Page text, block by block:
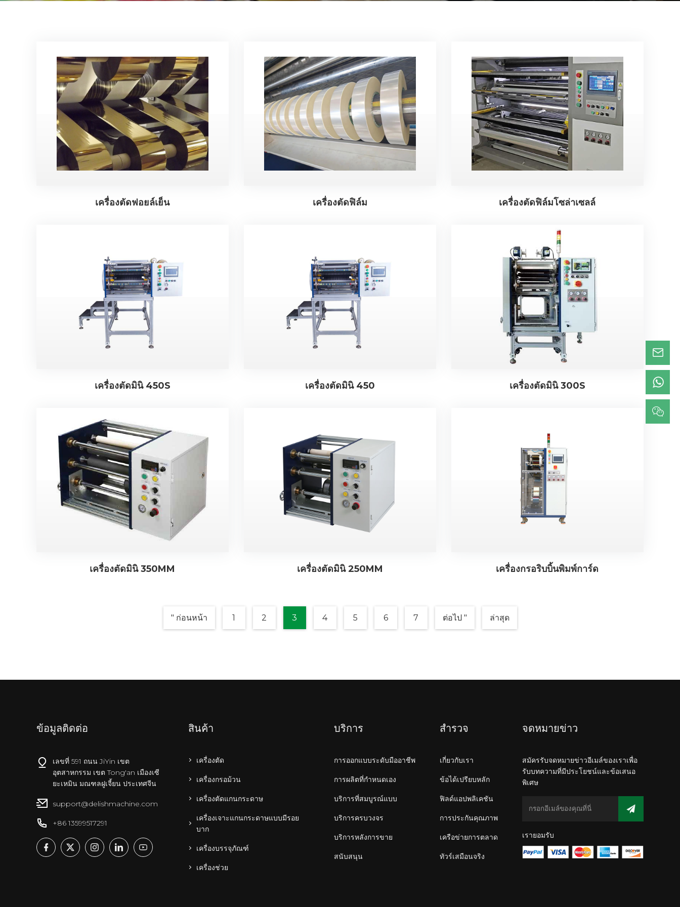
เครื่องตัดฟอยล์เย็น เครื่องตัดฟิล์ม เครื่องตัดฟิล์มโซล่าเซลล์
เครื่องตัดมินิ 450S เครื่องตัดมินิ 450 เครื่องตัดมินิ 300S
เครื่องตัดมินิ 350MM เครื่องตัดมินิ 250MM เครื่องกรอริบบิ้นพิมพ์การ์ด
" ก่อนหน้า 1 2 3 4 5 6 7 ต่อไป " ล่าสุด
ข้อมูลติดต่อ
เลขที่ 591 ถนน JiYin เขต
อุตสาหกรรม เขต Tong'an เมืองเซี
ยะเหมิน มณฑลฝูเจี้ยน ประเทศจีน
support@delishmachine.com
+86 13599517291
สินค้า
เครื่องตัด
เครื่องกรอม้วน
เครื่องตัดแกนกระดาษ
เครื่องเจาะแกนกระดาษแบบมีรอย
บาก
เครื่องบรรจุภัณฑ์
เครื่องช่วย
บริการ
การออกแบบระดับมืออาชีพ
การผลิตที่กำหนดเอง
บริการที่สมบูรณ์แบบ
บริการครบวงจร
บริการหลังการขาย
สนับสนุน
สำรวจ
เกี่ยวกับเรา
ข้อได้เปรียบหลัก
ฟิลด์แอปพลิเคชัน
การประกันคุณภาพ
เครือข่ายการตลาด
ทัวร์เสมือนจริง
จดหมายข่าว
สมัครรับจดหมายข่าวอีเมล์ของเราเพื่อ
รับบทความที่มีประโยชน์และข้อเสนอ
พิเศษ
เรายอมรับ